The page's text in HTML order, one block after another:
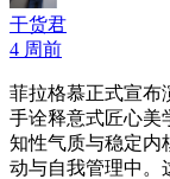
干货君
4 周前
菲拉格慕正式宣布
手诠释意式匠心
知性气质与稳定内
动与自我管理中。